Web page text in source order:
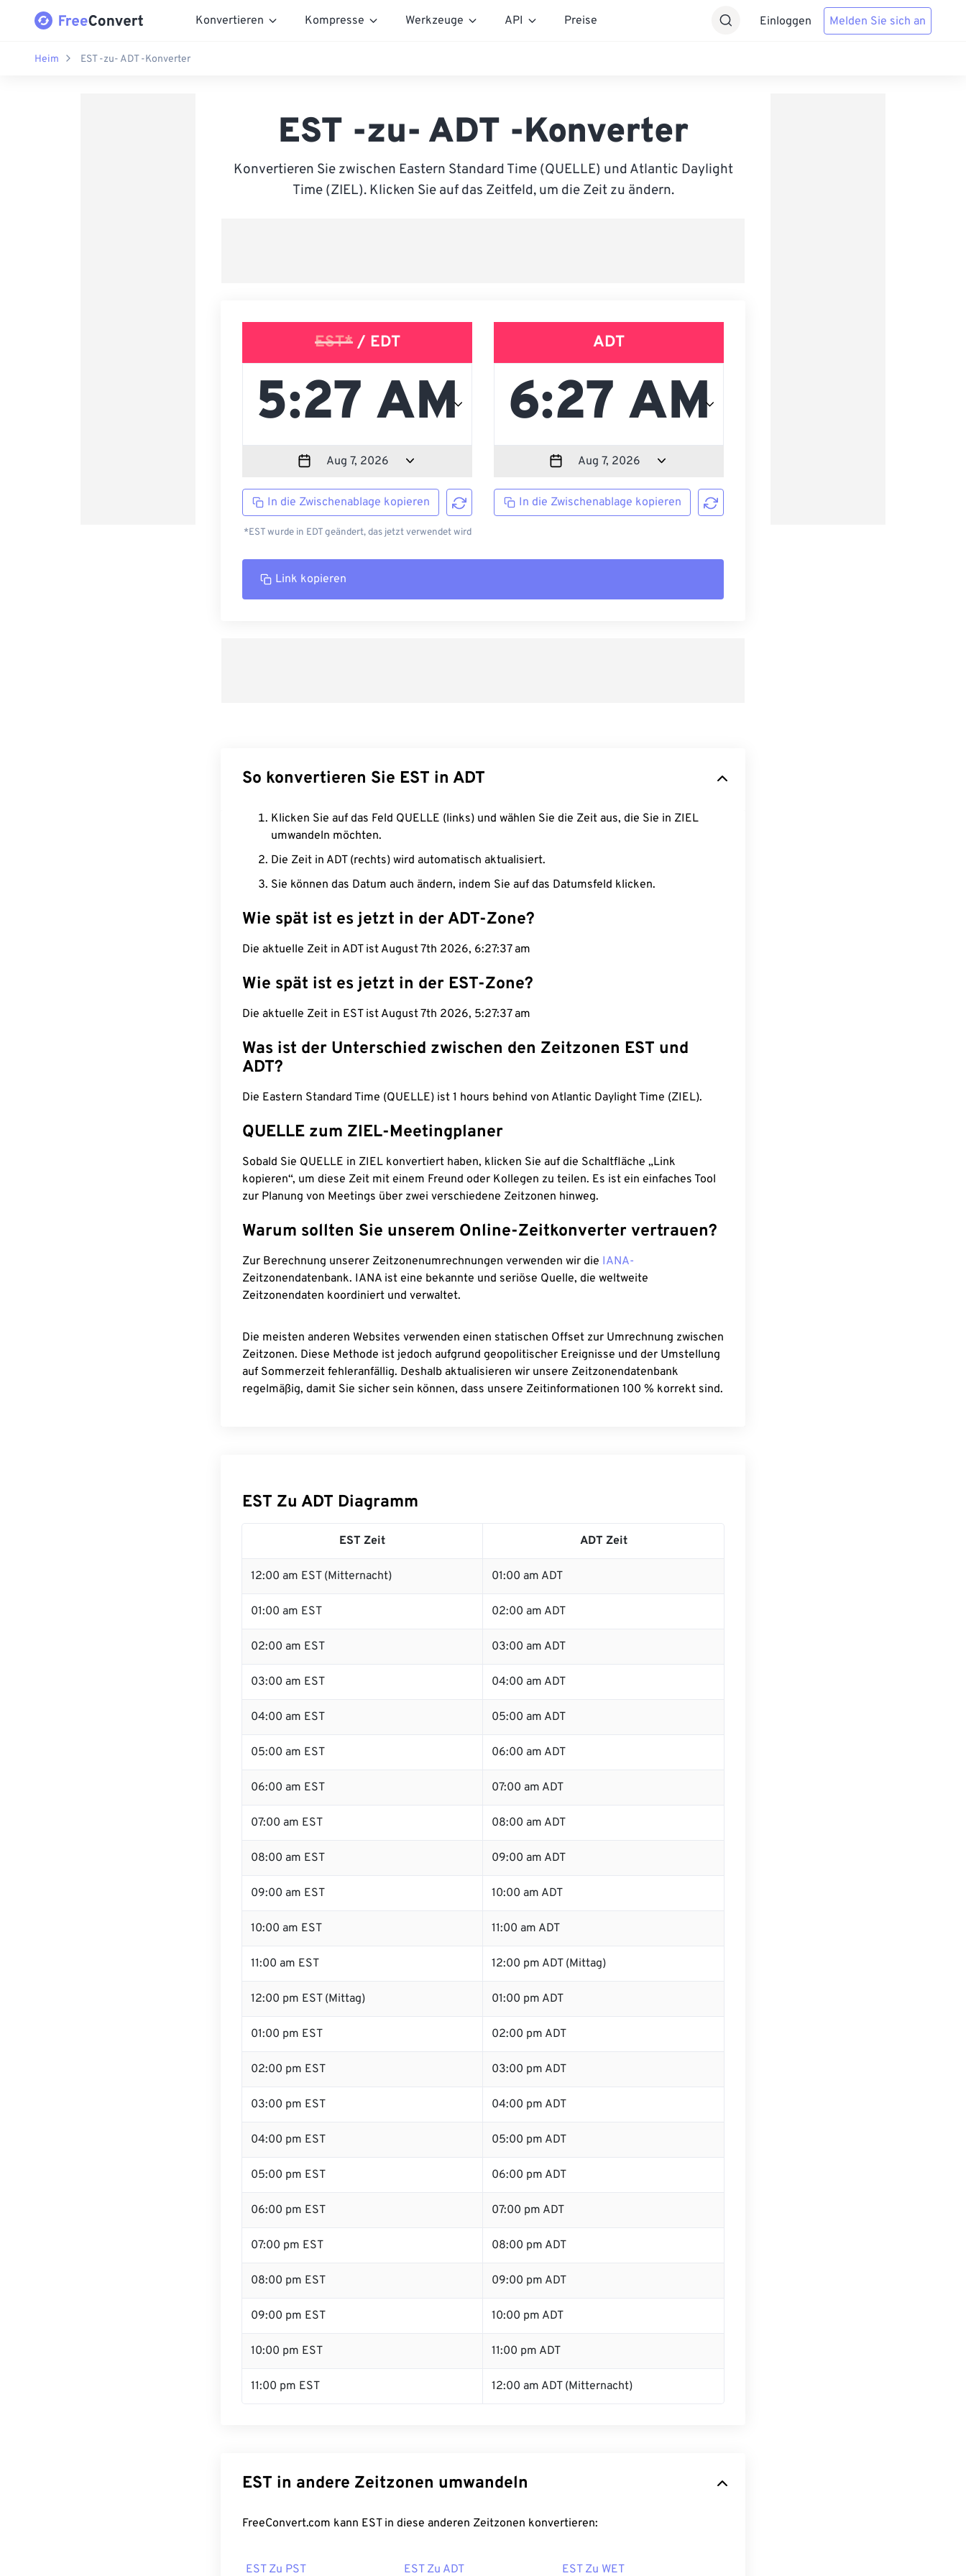
Konvertieren Kompresse Werkzeuge API Preise Einloggen Melden Sie sich an
Heim EST -zu- ADT -Konverter
EST -zu- ADT -Konverter
Konvertieren Sie zwischen Eastern Standard Time (QUELLE) und Atlantic Daylight
Time (ZIEL). Klicken Sie auf das Zeitfeld, um die Zeit zu ändern.
EST*/ EDT
In die Zwischenablage kopieren
*EST wurde in EDT geändert, das jetzt verwendet wird
ADT
In die Zwischenablage kopieren
Link kopieren
So konvertieren Sie EST in ADT
Klicken Sie auf das Feld QUELLE (links) und wählen Sie die Zeit aus, die Sie in ZIEL
umwandeln möchten.
Die Zeit in ADT (rechts) wird automatisch aktualisiert.
Sie können das Datum auch ändern, indem Sie auf das Datumsfeld klicken.
Wie spät ist es jetzt in der ADT-Zone?
Die aktuelle Zeit in ADT ist August 7th 2026, 6:27:38 am
Wie spät ist es jetzt in der EST-Zone?
Die aktuelle Zeit in EST ist August 7th 2026, 5:27:38 am
Was ist der Unterschied zwischen den Zeitzonen EST und
ADT?
Die Eastern Standard Time (QUELLE) ist 1 hours behind von Atlantic Daylight Time (ZIEL).
QUELLE zum ZIEL-Meetingplaner
Sobald Sie QUELLE in ZIEL konvertiert haben, klicken Sie auf die Schaltfläche „Link
kopieren“, um diese Zeit mit einem Freund oder Kollegen zu teilen. Es ist ein einfaches Tool
zur Planung von Meetings über zwei verschiedene Zeitzonen hinweg.
Warum sollten Sie unserem Online-Zeitkonverter vertrauen?
Zur Berechnung unserer Zeitzonenumrechnungen verwenden wir die IANA-
Zeitzonendatenbank. IANA ist eine bekannte und seriöse Quelle, die weltweite
Zeitzonendaten koordiniert und verwaltet.
Die meisten anderen Websites verwenden einen statischen Offset zur Umrechnung zwischen
Zeitzonen. Diese Methode ist jedoch aufgrund geopolitischer Ereignisse und der Umstellung
auf Sommerzeit fehleranfällig. Deshalb aktualisieren wir unsere Zeitzonendatenbank
regelmäßig, damit Sie sicher sein können, dass unsere Zeitinformationen 100 % korrekt sind.
EST Zu ADT Diagramm
EST Zeit ADT Zeit
12:00 am EST (Mitternacht) 01:00 am ADT
01:00 am EST 02:00 am ADT
02:00 am EST 03:00 am ADT
03:00 am EST 04:00 am ADT
04:00 am EST 05:00 am ADT
05:00 am EST 06:00 am ADT
06:00 am EST 07:00 am ADT
07:00 am EST 08:00 am ADT
08:00 am EST 09:00 am ADT
09:00 am EST 10:00 am ADT
10:00 am EST 11:00 am ADT
11:00 am EST 12:00 pm ADT (Mittag)
12:00 pm EST (Mittag) 01:00 pm ADT
01:00 pm EST 02:00 pm ADT
02:00 pm EST 03:00 pm ADT
03:00 pm EST 04:00 pm ADT
04:00 pm EST 05:00 pm ADT
05:00 pm EST 06:00 pm ADT
06:00 pm EST 07:00 pm ADT
07:00 pm EST 08:00 pm ADT
08:00 pm EST 09:00 pm ADT
09:00 pm EST 10:00 pm ADT
10:00 pm EST 11:00 pm ADT
11:00 pm EST 12:00 am ADT (Mitternacht)
EST in andere Zeitzonen umwandeln
FreeConvert.com kann EST in diese anderen Zeitzonen konvertieren:
EST Zu PST EST Zu ADT EST Zu WET